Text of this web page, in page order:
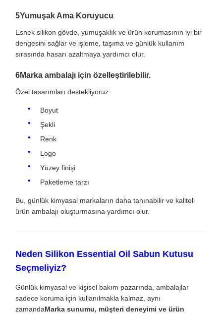
5Yumuşak Ama Koruyucu
Esnek silikon gövde, yumuşaklık ve ürün korumasının iyi bir
dengesini sağlar ve işleme, taşıma ve günlük kullanım
sırasında hasarı azaltmaya yardımcı olur.
6Marka ambalajı için özelleştirilebilir.
Özel tasarımları destekliyoruz:
Boyut
Şekli
Renk
Logo
Yüzey finişi
Paketleme tarzı
Bu, günlük kimyasal markaların daha tanınabilir ve kaliteli
ürün ambalajı oluşturmasına yardımcı olur.
Neden Silikon Essential Oil Sabun Kutusu
Seçmeliyiz?
Günlük kimyasal ve kişisel bakım pazarında, ambalajlar
sadece koruma için kullanılmakla kalmaz, aynı
zamandaMarka sunumu, müşteri deneyimi ve ürün